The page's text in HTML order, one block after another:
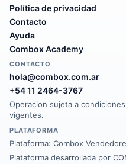
Política de privacidad
Contacto
Ayuda
Combox Academy
CONTACTO
hola@combox.com.ar
+54 11 2464-3767
Operacion sujeta a
vigentes.
PLATAFORMA
Plataforma: Combox
Plataforma desarrollada por